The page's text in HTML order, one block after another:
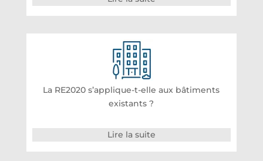
La RE2020 s’applique-t-elle aux bâtiments
existants ?
Lire la suite